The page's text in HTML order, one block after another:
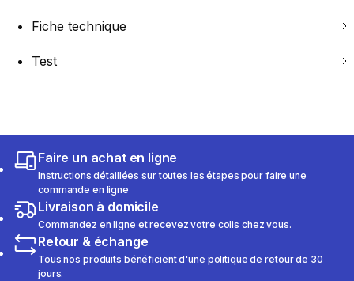
Fiche technique
Test
Faire un achat en ligne
Instructions détaillées sur toutes les étapes pour faire une
commande en ligne
Livraison à domicile
Commandez en ligne et recevez votre colis chez vous.
Retour & échange
Tous nos produits bénéficient d'une politique de retour de 30
jours.